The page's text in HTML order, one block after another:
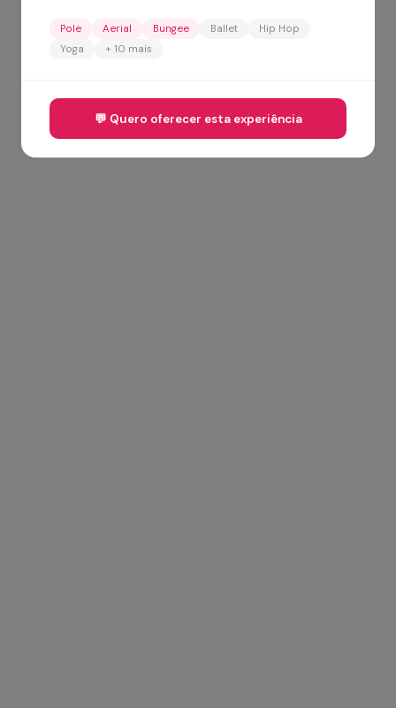
Pole Aerial Bungee Ballet
Hip Hop
Yoga
+ 10 mais
💬 Quero oferecer esta experiência